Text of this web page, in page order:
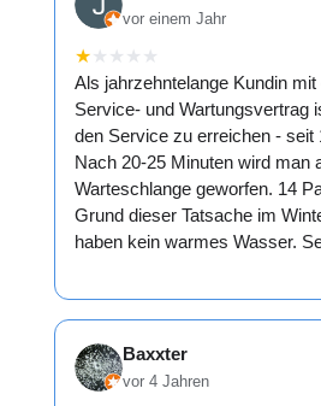
vor einem Jahr
★ ★ ★ ★ ★
Als jahrzehntelange Kundin
Service- und Wartungsvertrag
den Service zu erreichen - seit
Nach 20-25 Minuten wird man
Warteschlange geworfen. 14
Grund dieser Tatsache im
haben kein warmes Wasser.
Baxxter
vor 4 Jahren